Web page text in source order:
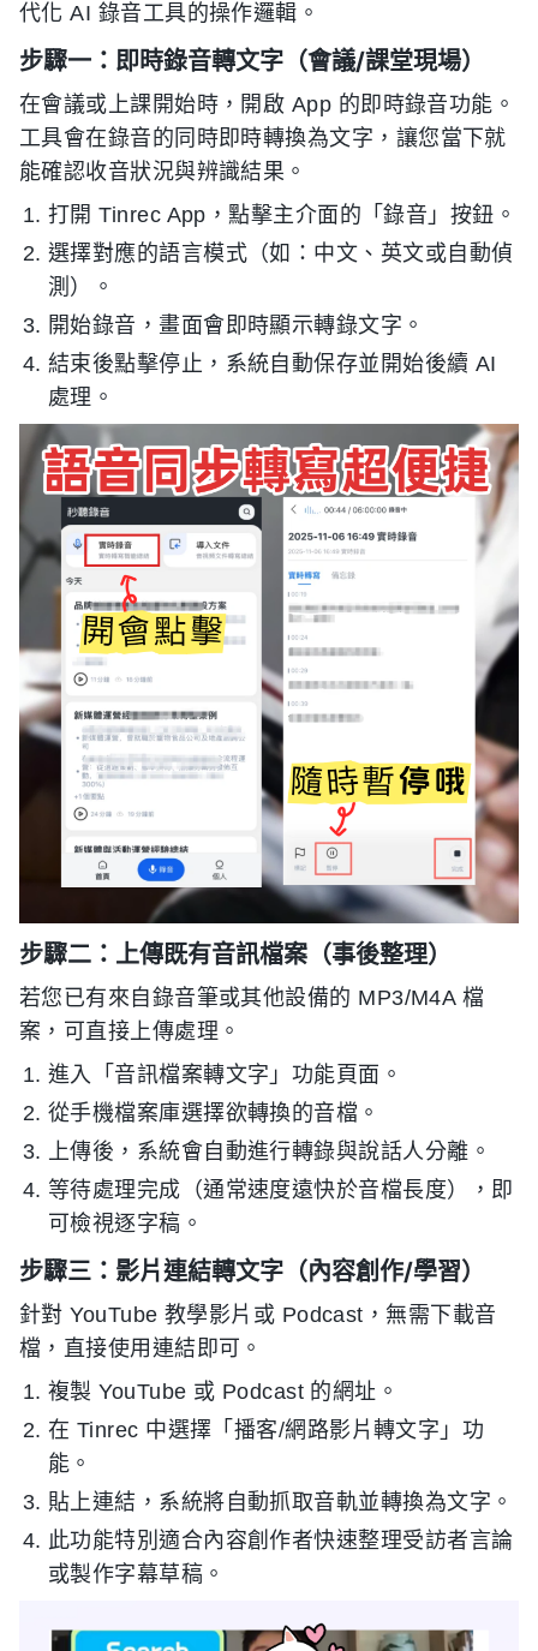
代化 AI 錄音工具的操作邏輯。
步驟一：即時錄音轉文字（會議/課堂現場）
在會議或上課開始時，開啟 App 的即時錄音功能。
工具會在錄音的同時即時轉換為文字，讓您當下就
能確認收音狀況與辨識結果。
打開 Tinrec App，點擊主介面的「錄音」按鈕。
選擇對應的語言模式（如：中文、英文或自動偵
測）。
開始錄音，畫面會即時顯示轉錄文字。
結束後點擊停止，系統自動保存並開始後續 AI
處理。
步驟二：上傳既有音訊檔案（事後整理）
若您已有來自錄音筆或其他設備的 MP3/M4A 檔
案，可直接上傳處理。
進入「音訊檔案轉文字」功能頁面。
從手機檔案庫選擇欲轉換的音檔。
上傳後，系統會自動進行轉錄與說話人分離。
等待處理完成（通常速度遠快於音檔長度），即
可檢視逐字稿。
步驟三：影片連結轉文字（內容創作/學習）
針對 YouTube 教學影片或 Podcast，無需下載音
檔，直接使用連結即可。
複製 YouTube 或 Podcast 的網址。
在 Tinrec 中選擇「播客/網路影片轉文字」功
能。
貼上連結，系統將自動抓取音軌並轉換為文字。
此功能特別適合內容創作者快速整理受訪者言論
或製作字幕草稿。